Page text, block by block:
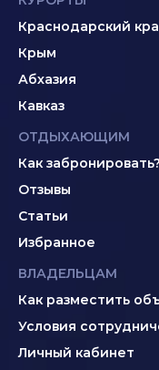
Краснодарский
Крым
Абхазия
Кавказ
ОТДЫХАЮЩИМ
Как забронировать?
Отзывы
Статьи
Избранное
ВЛАДЕЛЬЦАМ
Как разместить
Условия
Личный кабинет